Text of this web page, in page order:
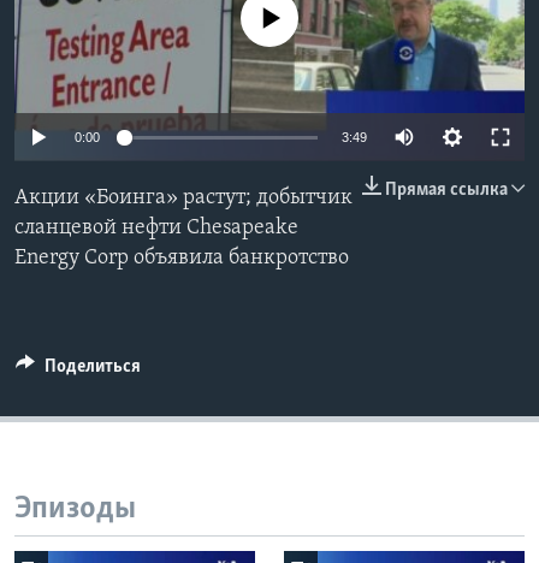
Learning English
СОЦИАЛЬНЫЕ СЕТИ
Языки
No media source currently available
0:00 3:49
Прямая ссылка
Акции «Боинга» растут; добытчик
сланцевой нефти Chesapeake
Energy Corp объявила банкротство
Поделиться
Эпизоды